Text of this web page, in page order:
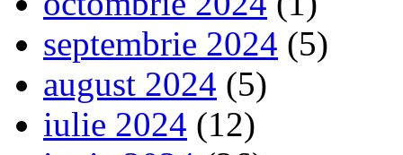
septembrie 2024 (5)
august 2024 (5)
iulie 2024 (12)